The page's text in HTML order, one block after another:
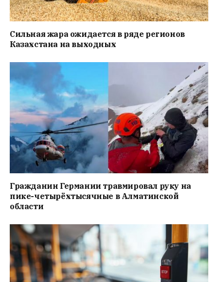
Сильная жара ожидается в ряде регионов
Казахстана на выходных
Гражданин Германии травмировал руку на
пике-четырёхтысячные в Алматинской
области